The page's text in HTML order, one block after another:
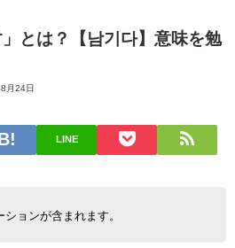
とは？【남기다】意味を勉
月24日
LINE
ョンが含まれます。